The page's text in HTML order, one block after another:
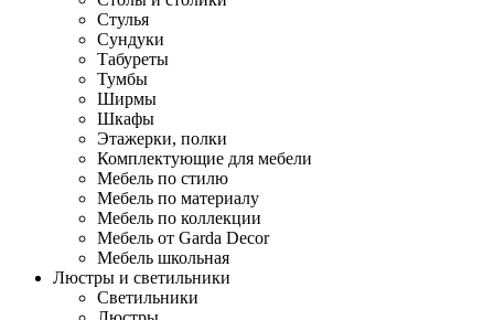
Стулья
Сундуки
Табуреты
Тумбы
Ширмы
Шкафы
Этажерки, полки
Комплектующие для мебели
Мебель по стилю
Мебель по материалу
Мебель по коллекции
Мебель от Garda Decor
Мебель школьная
Люстры и светильники
Светильники